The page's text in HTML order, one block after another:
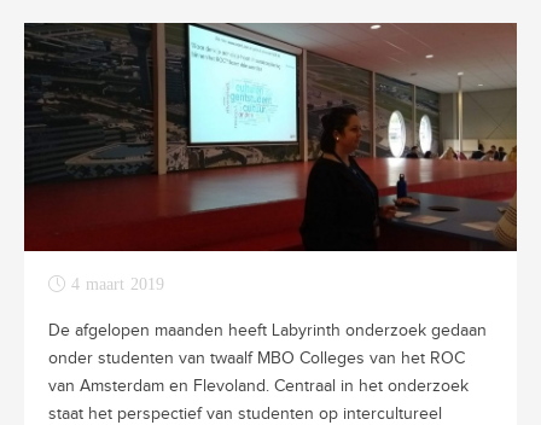
4 maart 2019
De afgelopen maanden heeft Labyrinth onderzoek gedaan
onder studenten van twaalf MBO Colleges van het ROC
van Amsterdam en Flevoland. Centraal in het onderzoek
staat het perspectief van studenten op intercultureel